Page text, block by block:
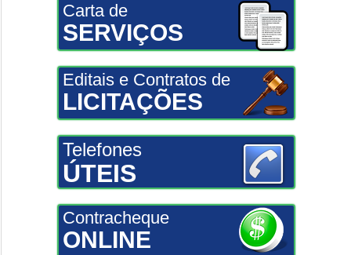
Carta de
SERVIÇOS
Editais e Contratos de
LICITAÇÕES
Telefones
ÚTEIS
Contracheque
ONLINE